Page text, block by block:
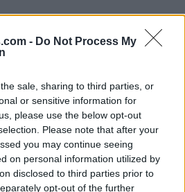
- Do Not Process My
sale, sharing to third parties, or
or sensitive information for
please use the below opt-out
Please note that after your
you may continue seeing
on personal information utilized by
disclosed to third parties prior to
opt-out of the further